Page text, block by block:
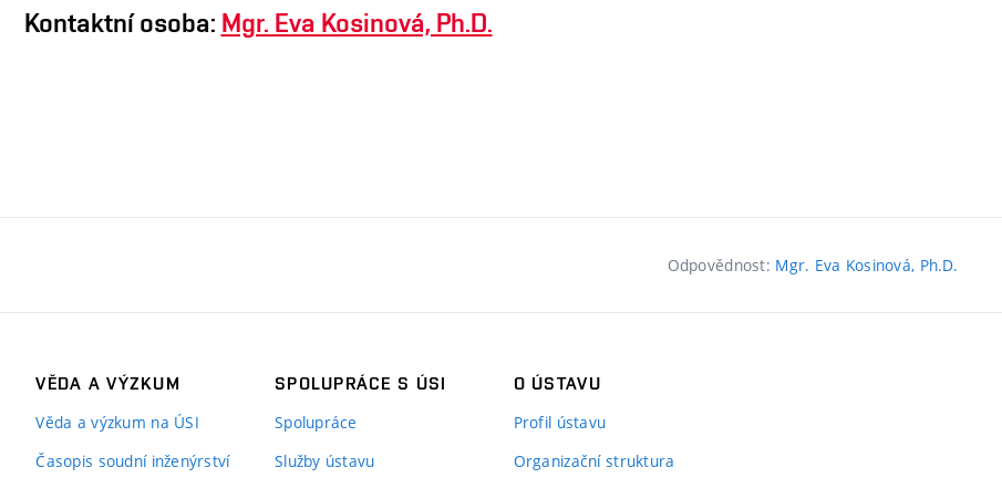
Kontaktní osoba: Mgr. Eva Kosinová, Ph.D.
Odpovědnost: Mgr. Eva Kosinová, Ph.D.
VĚDA A VÝZKUM
Věda a výzkum na ÚSI
Časopis soudní inženýrství
SPOLUPRÁCE S ÚSI
Spolupráce
Služby ústavu
O ÚSTAVU
Profil ústavu
Organizační struktura